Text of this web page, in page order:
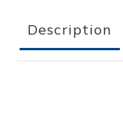
Description